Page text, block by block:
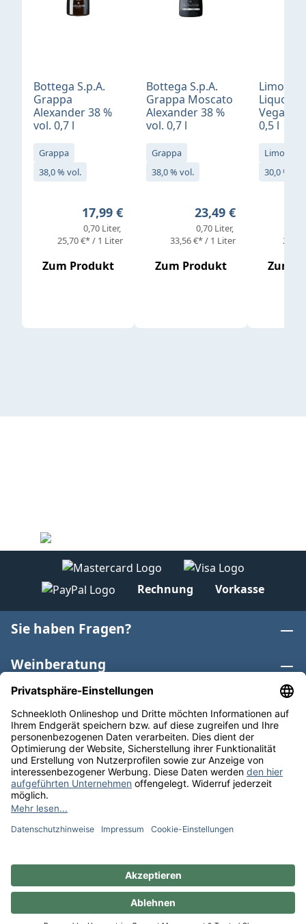
Bottega S.p.A.
Grappa
Alexander 38 %
vol. 0,7 l
Grappa
38,0 % vol.
Regulärer Preis:
17,99 €
0,70 Liter
25,70 €* / 1 Liter
Zum Produkt
Bottega S.p.A.
Grappa Moscato
Alexander 38 %
vol. 0,7 l
Grappa
38,0 % vol.
Regulärer Preis:
23,49 €
0,70 Liter
33,56 €* / 1 Liter
Zum Produkt
Liquore
Vegan
0,5 l
30,0 % vol.
Zum
Rechnung Vorkasse
Sie haben Fragen?
Weinberatung
Informationen
Weinkategorien
Internationaler Wein
* Alle Preise inkl. gesetzl. Mehrwertsteuer zzgl.
anders angegeben. Bioprodukte im Bio-Kontrollverfahren
** Kostenfreie Lieferung ab 75 € Bestellwert in DE. Werktags
versandfertig in 24h.